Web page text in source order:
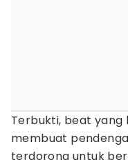
Terbukti, beat yang
membuat
terdorong untuk